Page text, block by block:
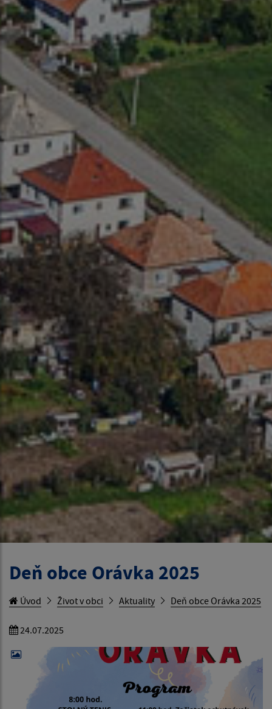
Deň obce Orávka 2025
Úvod Život v obci Aktuality Deň obce Orávka 2025
24.07.2025